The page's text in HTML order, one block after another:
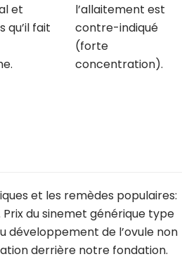
et
qu’il fait
l’allaitement est
contre-indiqué
(forte
concentration).
et les remèdes populaires:
Prix du sinemet générique type
développement de l’ovule non
derrière notre fondation.